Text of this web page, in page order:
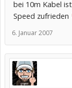
bei 10m Kabel
Speed zufrieden
6. Januar 2007